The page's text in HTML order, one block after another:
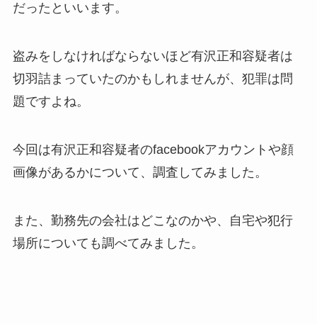
だったといいます。
盗みをしなければならないほど有沢正和容疑者は
切羽詰まっていたのかもしれませんが、犯罪は問
題ですよね。
今回は有沢正和容疑者のfacebookアカウントや顔
画像があるかについて、調査してみました。
また、勤務先の会社はどこなのかや、自宅や犯行
場所についても調べてみました。